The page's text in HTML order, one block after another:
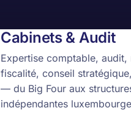
Cabinets & Audit
Expertise comptable, audit,
fiscalité, conseil
— du Big Four aux
indépendantes